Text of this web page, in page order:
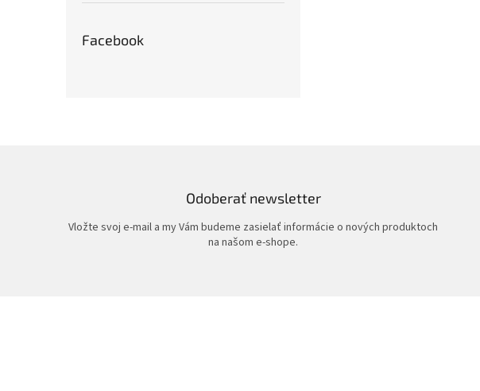
Facebook
Odoberať newsletter
Vložte svoj e-mail a my Vám budeme zasielať informácie o nových produktoch
na našom e-shope.